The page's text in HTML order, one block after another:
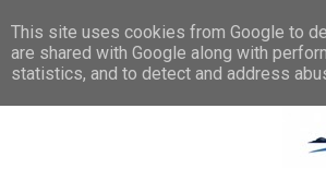
This site uses cookies from Google to
are shared with Google along with
statistics, and to detect and address